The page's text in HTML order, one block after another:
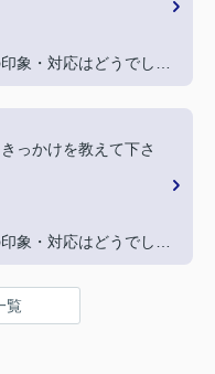
象・対応はどうでした
です！
お願い致します！
きありがとうございま
っかけを教えて下さ
象・対応はどうでした
でやりやすい！
覧